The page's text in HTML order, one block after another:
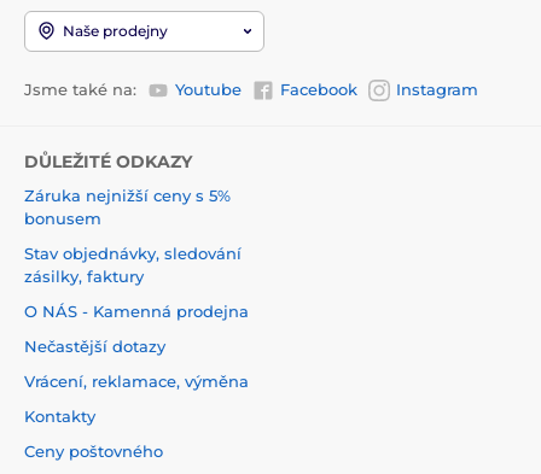
Naše prodejny
Jsme také na: Youtube Facebook Instagram
DŮLEŽITÉ ODKAZY
Záruka nejnižší ceny s 5%
bonusem
Stav objednávky, sledování
zásilky, faktury
O NÁS - Kamenná prodejna
Nečastější dotazy
Vrácení, reklamace, výměna
Kontakty
Ceny poštovného